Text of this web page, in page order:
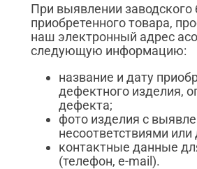
При выявлении заводского
приобретенного товара,
наш электронный адрес
следующую информацию:
название и дату
дефектного изделия,
дефекта;
фото изделия с
несоответствиями
контактные данные
(телефон, e-mail).